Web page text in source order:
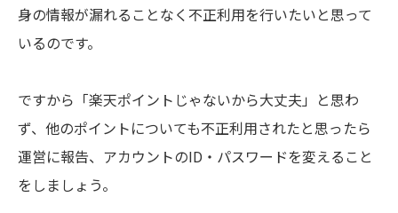
身の情報が漏れることなく不正利用を行いたいと思って
いるのです。
ですから「楽天ポイントじゃないから大丈夫」と思わ
ず、他のポイントについても不正利用されたと思ったら
運営に報告、アカウントのID・パスワードを変えること
をしましょう。